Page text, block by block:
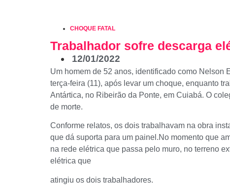
CHOQUE FATAL
Trabalhador sofre descarga
12/01/2022
Um homem de 52 anos, identificado como Nelson
terça-feira (11), após levar um choque, enquanto
Antártica, no Ribeirão da Ponte, em Cuiabá. O
de morte.
Conforme relatos, os dois trabalhavam na obra
que dá suporta para um painel.No momento que
na rede elétrica que passa pelo muro, no terreno
elétrica que
atingiu os dois trabalhadores.